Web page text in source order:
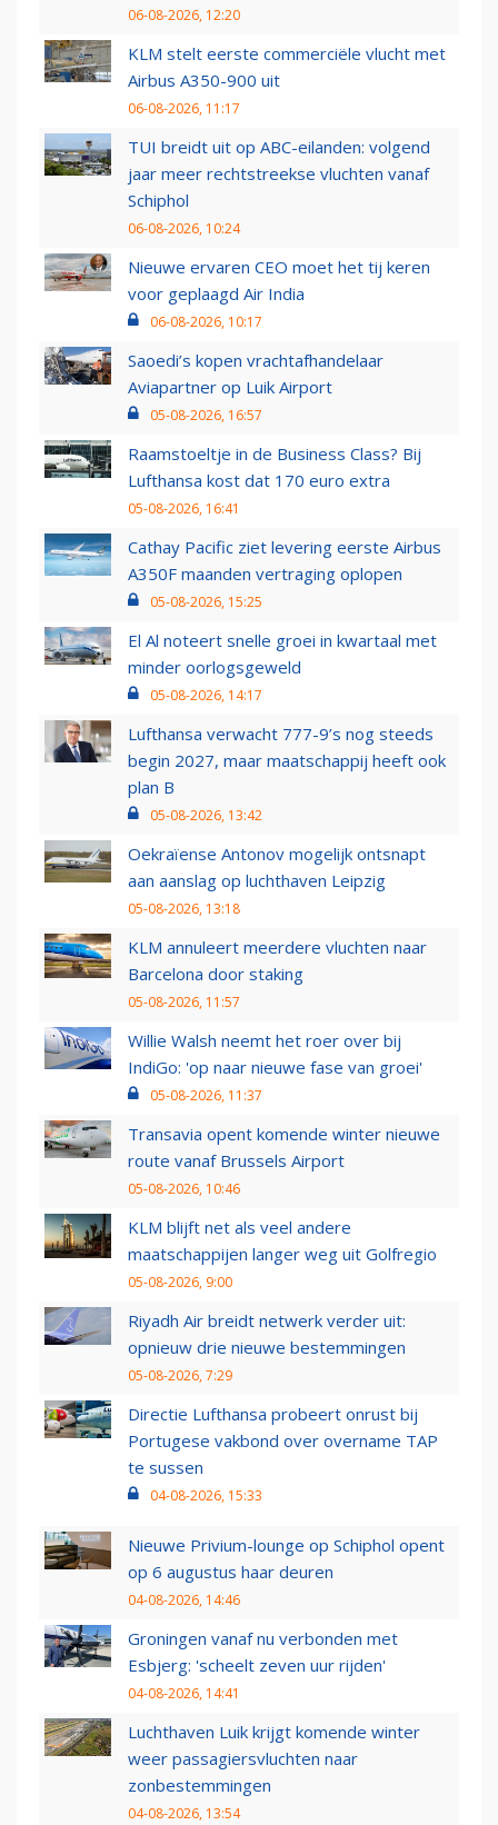
06-08-2026, 12:20
KLM stelt eerste commerciële vlucht met
Airbus A350-900 uit
06-08-2026, 11:17
TUI breidt uit op ABC-eilanden: volgend
jaar meer rechtstreekse vluchten vanaf
Schiphol
06-08-2026, 10:24
Nieuwe ervaren CEO moet het tij keren
voor geplaagd Air India
06-08-2026, 10:17
Saoedi’s kopen vrachtafhandelaar
Aviapartner op Luik Airport
05-08-2026, 16:57
Raamstoeltje in de Business Class? Bij
Lufthansa kost dat 170 euro extra
05-08-2026, 16:41
Cathay Pacific ziet levering eerste Airbus
A350F maanden vertraging oplopen
05-08-2026, 15:25
El Al noteert snelle groei in kwartaal met
minder oorlogsgeweld
05-08-2026, 14:17
Lufthansa verwacht 777-9’s nog steeds
begin 2027, maar maatschappij heeft ook
plan B
05-08-2026, 13:42
Oekraïense Antonov mogelijk ontsnapt
aan aanslag op luchthaven Leipzig
05-08-2026, 13:18
KLM annuleert meerdere vluchten naar
Barcelona door staking
05-08-2026, 11:57
Willie Walsh neemt het roer over bij
IndiGo: 'op naar nieuwe fase van groei'
05-08-2026, 11:37
Transavia opent komende winter nieuwe
route vanaf Brussels Airport
05-08-2026, 10:46
KLM blijft net als veel andere
maatschappijen langer weg uit Golfregio
05-08-2026, 9:00
Riyadh Air breidt netwerk verder uit:
opnieuw drie nieuwe bestemmingen
05-08-2026, 7:29
Directie Lufthansa probeert onrust bij
Portugese vakbond over overname TAP
te sussen
04-08-2026, 15:33
Nieuwe Privium-lounge op Schiphol opent
op 6 augustus haar deuren
04-08-2026, 14:46
Groningen vanaf nu verbonden met
Esbjerg: 'scheelt zeven uur rijden'
04-08-2026, 14:41
Luchthaven Luik krijgt komende winter
weer passagiersvluchten naar
zonbestemmingen
04-08-2026, 13:54